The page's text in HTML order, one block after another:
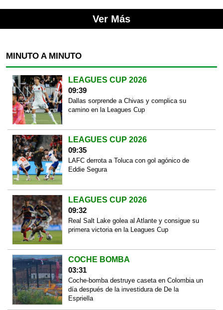
Ver Más
MINUTO A MINUTO
LEAGUES CUP 2026
09:39
Dallas sorprende a Chivas y complica su
camino en la Leagues Cup
LEAGUES CUP 2026
09:35
LAFC derrota a Toluca con gol agónico de
Eddie Segura
LEAGUES CUP 2026
09:32
Real Salt Lake golea al Atlante y consigue su
primera victoria en la Leagues Cup
COCHE BOMBA
03:31
Coche-bomba destruye caseta en Colombia un
día después de la investidura de De la
Espriella